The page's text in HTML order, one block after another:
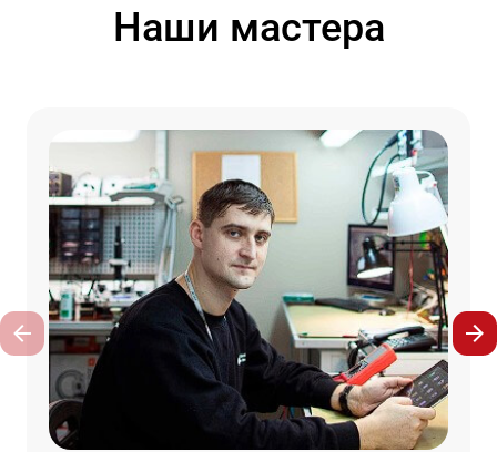
Наши мастера